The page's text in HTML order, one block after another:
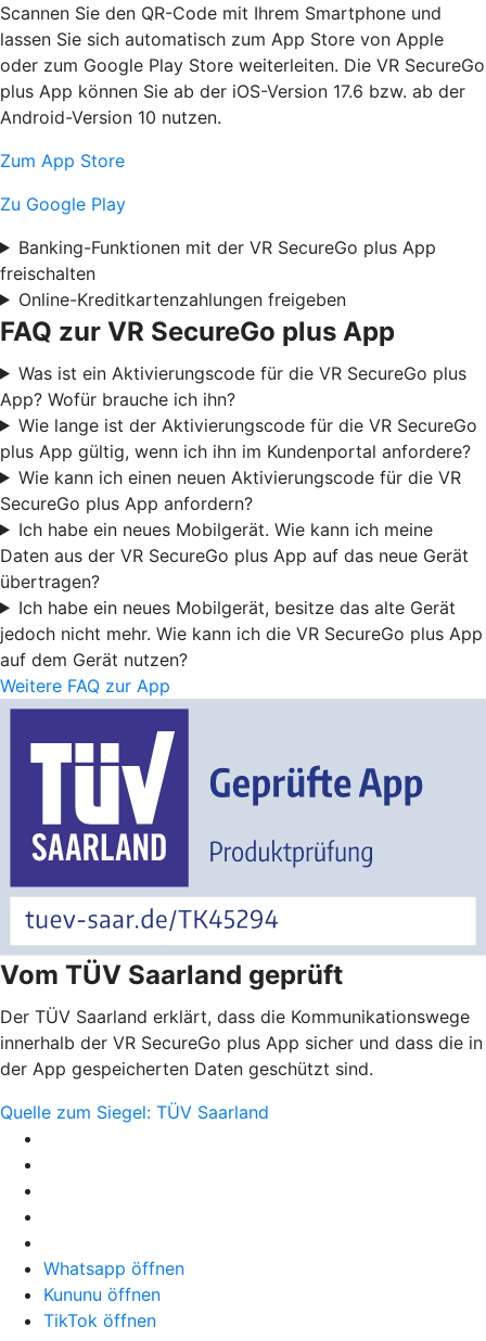
Scannen Sie den QR-Code mit Ihrem Smartphone und
lassen Sie sich automatisch zum App Store von Apple
oder zum Google Play Store weiterleiten. Die VR SecureGo
plus App können Sie ab der iOS-Version 17.6 bzw. ab der
Android-Version 10 nutzen.
Zum App Store
Zu Google Play
Banking-Funktionen mit der VR SecureGo plus App
freischalten
Online-Kreditkartenzahlungen freigeben
FAQ zur VR SecureGo plus App
Was ist ein Aktivierungscode für die VR SecureGo plus
App? Wofür brauche ich ihn?
Wie lange ist der Aktivierungscode für die VR SecureGo
plus App gültig, wenn ich ihn im Kundenportal anfordere?
Wie kann ich einen neuen Aktivierungscode für die VR
SecureGo plus App anfordern?
Ich habe ein neues Mobilgerät. Wie kann ich meine
Daten aus der VR SecureGo plus App auf das neue Gerät
übertragen?
Ich habe ein neues Mobilgerät, besitze das alte Gerät
jedoch nicht mehr. Wie kann ich die VR SecureGo plus App
auf dem Gerät nutzen?
Weitere FAQ zur App
Vom TÜV Saarland geprüft
Der TÜV Saarland erklärt, dass die Kommunikationswege
innerhalb der VR SecureGo plus App sicher und dass die in
der App gespeicherten Daten geschützt sind.
Quelle zum Siegel: TÜV Saarland
Whatsapp öffnen
Kununu öffnen
TikTok öffnen